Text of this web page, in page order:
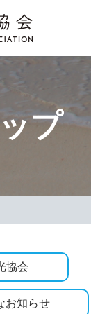
プ
協会
お知らせ